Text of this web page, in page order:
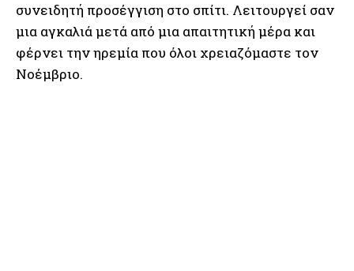
συνειδητή προσέγγιση στο σπίτι. Λειτουργεί σαν
μια αγκαλιά μετά από μια απαιτητική μέρα και
φέρνει την ηρεμία που όλοι χρειαζόμαστε τον
Νοέμβριο.